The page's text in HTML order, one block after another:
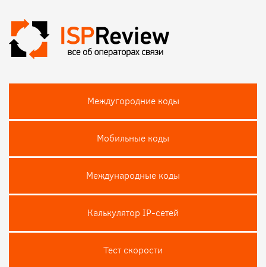
Междугородние коды
Мобильные коды
Международные коды
Калькулятор IP-сетей
Тест скороcти